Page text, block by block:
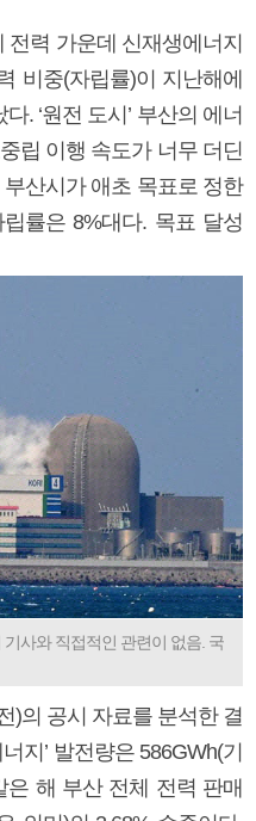
전력 가운데 신재생에너지
비중(자립률)이 지난해에
. ‘원전 도시’ 부산의 에너
립 이행 속도가 너무 더딘
산시가 애초 목표로 정한
률은 8%대다. 목표 달성
사와 직접적인 관련이 없음. 국
)의 공시 자료를 분석한 결
지’ 발전량은 586GWh(기
은 해 부산 전체 전력 판매